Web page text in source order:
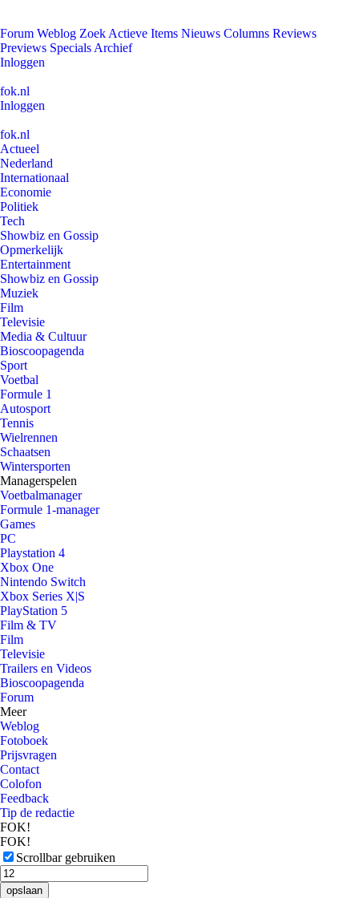
Forum Weblog Zoek Actieve Items Nieuws Columns Reviews
Previews Specials Archief
Inloggen
fok.nl
Inloggen
fok.nl
Actueel
Nederland
Internationaal
Economie
Politiek
Tech
Showbiz en Gossip
Opmerkelijk
Entertainment
Showbiz en Gossip
Muziek
Film
Televisie
Media & Cultuur
Bioscoopagenda
Sport
Voetbal
Formule 1
Autosport
Tennis
Wielrennen
Schaatsen
Wintersporten
Managerspelen
Voetbalmanager
Formule 1-manager
Games
PC
Playstation 4
Xbox One
Nintendo Switch
Xbox Series X|S
PlayStation 5
Film & TV
Film
Televisie
Trailers en Videos
Bioscoopagenda
Forum
Meer
Weblog
Fotoboek
Prijsvragen
Contact
Colofon
Feedback
Tip de redactie
FOK!
FOK!
Scrollbar gebruiken
opslaan